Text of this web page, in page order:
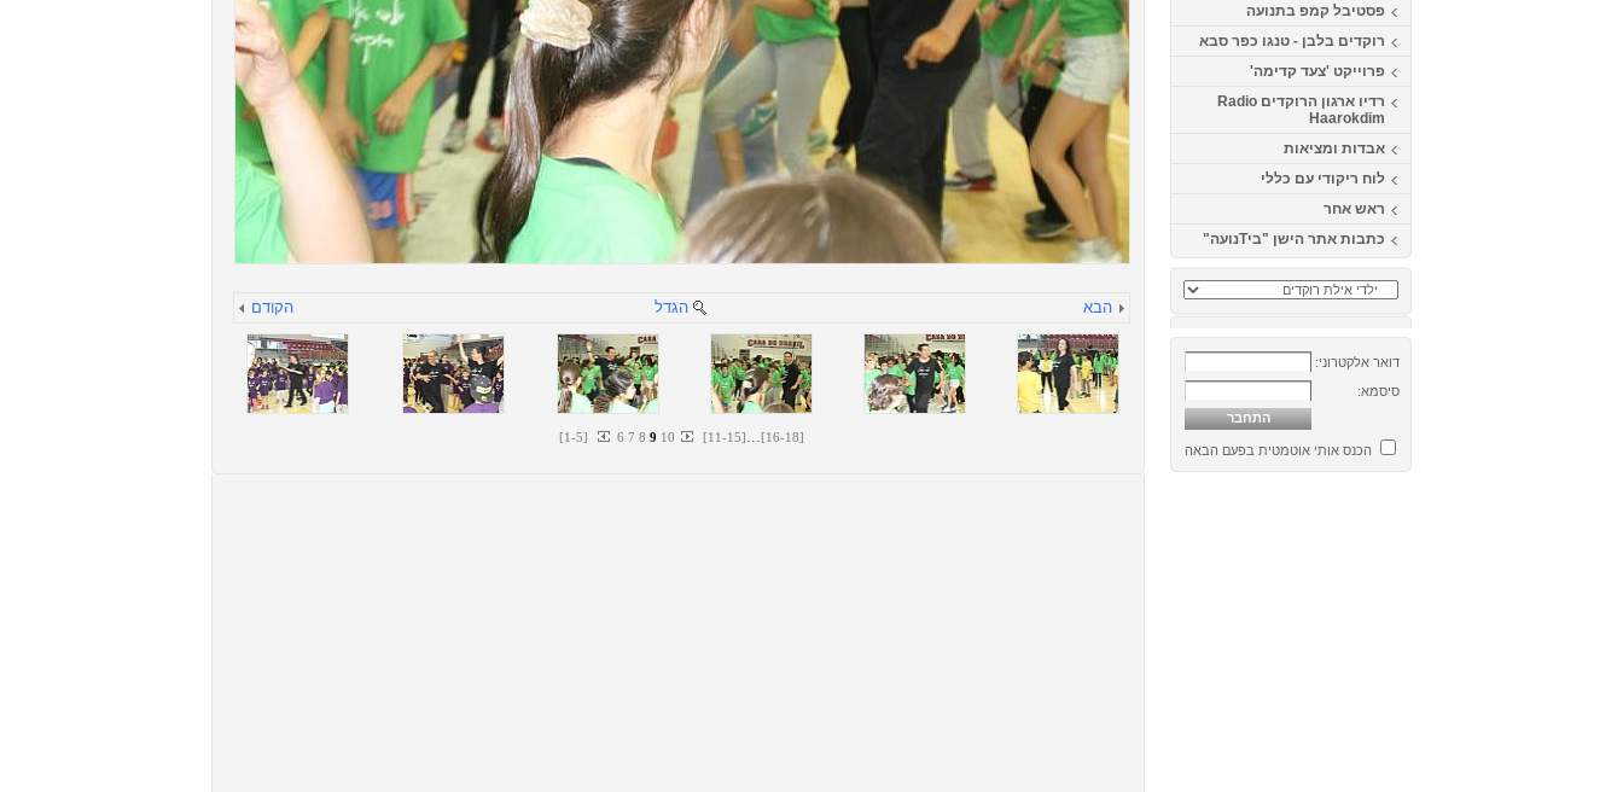
פסטיבל קמפ בתנועה
רוקדים בלבן - טנגו כפר סבא
פרוייקט 'צעד קדימה'
רדיו ארגון הרוקדים Radio
Haarokdim
אבדות ומציאות
לוח ריקודי עם כללי
ראש אחר
כתבות אתר הישן "ביTנועה"
דואר אלקטרוני:
סיסמא:
הכנס אותי אוטמטית בפעם הבאה
הקודם הגדל הבא
[1-5] 6 7 8 9 10 [11-15]...[16-18]